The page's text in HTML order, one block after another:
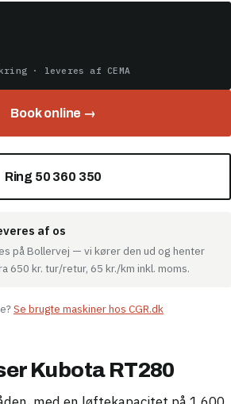
· leveres af CEMA
Book online →
Ring 50 360 350
af os
på Bollervej — vi kører den ud og henter
650 kr. tur/retur, 65 kr./km inkl. moms.
Se brugte maskiner hos CGR.dk
Kubota RT280